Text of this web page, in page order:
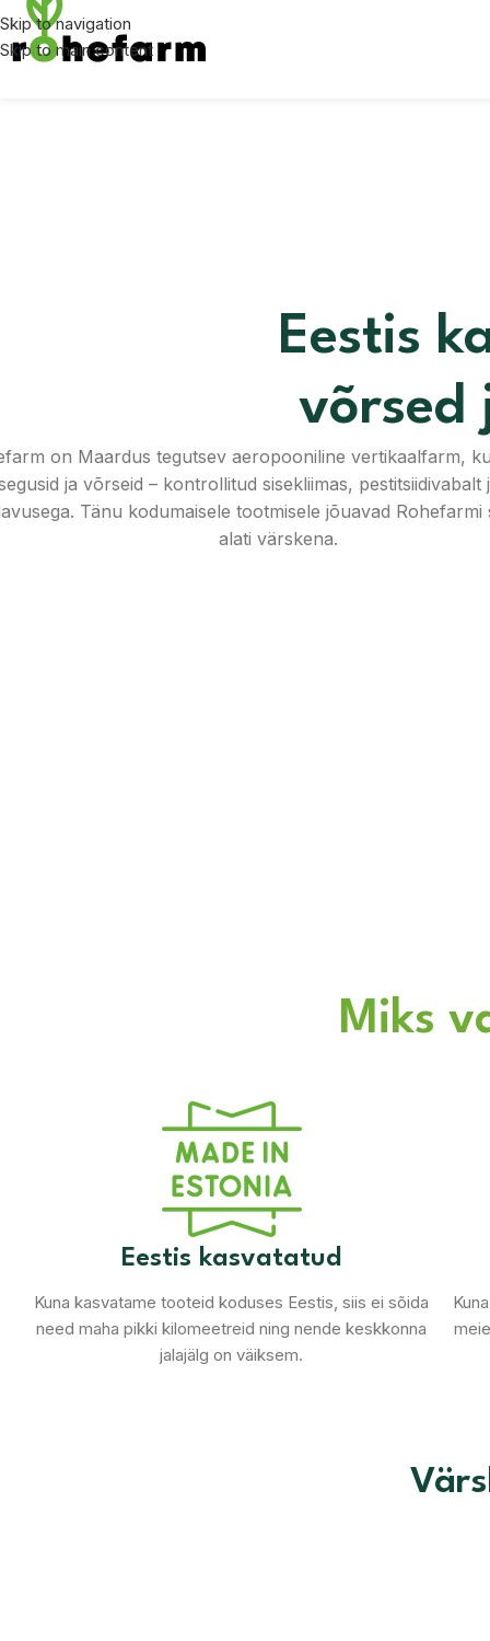
Skip to navigation
Skip to main content
Eestis
võrsed
on Maardus tegutsev aeropooniline vertikaalfarm,
ja võrseid – kontrollitud sisekliimas, pestitsiidivabalt
Tänu kodumaisele tootmisele jõuavad Rohefarmi
alati värskena.
Miks
Eestis kasvatatud
Kuna kasvatame tooteid koduses Eestis, siis ei sõida
need maha pikki kilomeetreid ning nende keskkonna
jalajälg on väiksem.